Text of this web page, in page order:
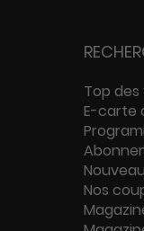
Top
E-carte
Nos